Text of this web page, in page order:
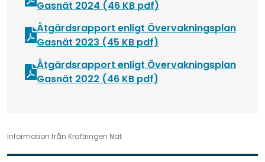
Gasnät 2024 (46 KB pdf)
Åtgärdsrapport enligt Övervakningsplan
Gasnät 2023 (45 KB pdf)
Åtgärdsrapport enligt Övervakningsplan
Gasnät 2022 (46 KB pdf)
Information från Kraftringen Nät